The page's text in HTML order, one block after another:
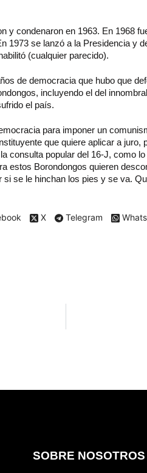
y condenaron en 1963. En 1968
1973 se lanzó a la Presidencia y
(cualquier parecido).
de democracia que hubo que
incluyendo el del
el país.
para imponer un
que quiere aplicar a juro,
consulta popular del 16-J, como
estos Borondongos quieren
si se le hinchan los pies y se va.
X Telegram
SOBRE NOSOTROS